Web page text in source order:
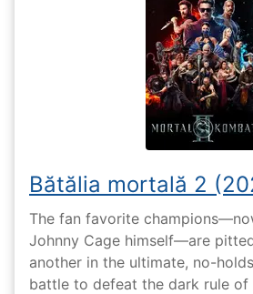
Bătălia mortală 2
The fan favorite
Johnny Cage himself—are
another in the ultimate, no-
battle to defeat the dark rule of